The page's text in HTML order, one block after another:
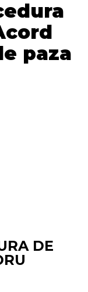
paza
DE